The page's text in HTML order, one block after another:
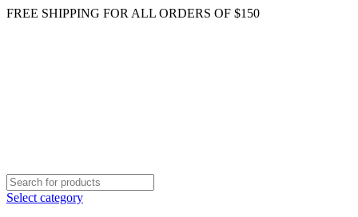
FREE SHIPPING FOR ALL ORDERS OF $150
Select category